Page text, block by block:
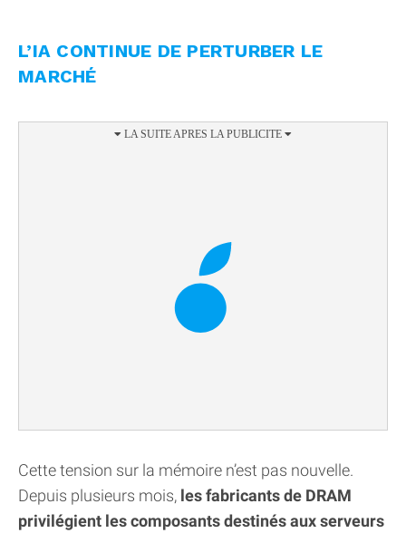
L’IA CONTINUE DE PERTURBER LE
MARCHÉ
Cette tension sur la mémoire n’est pas nouvelle.
Depuis plusieurs mois, les fabricants de DRAM
privilégient les composants destinés aux serveurs